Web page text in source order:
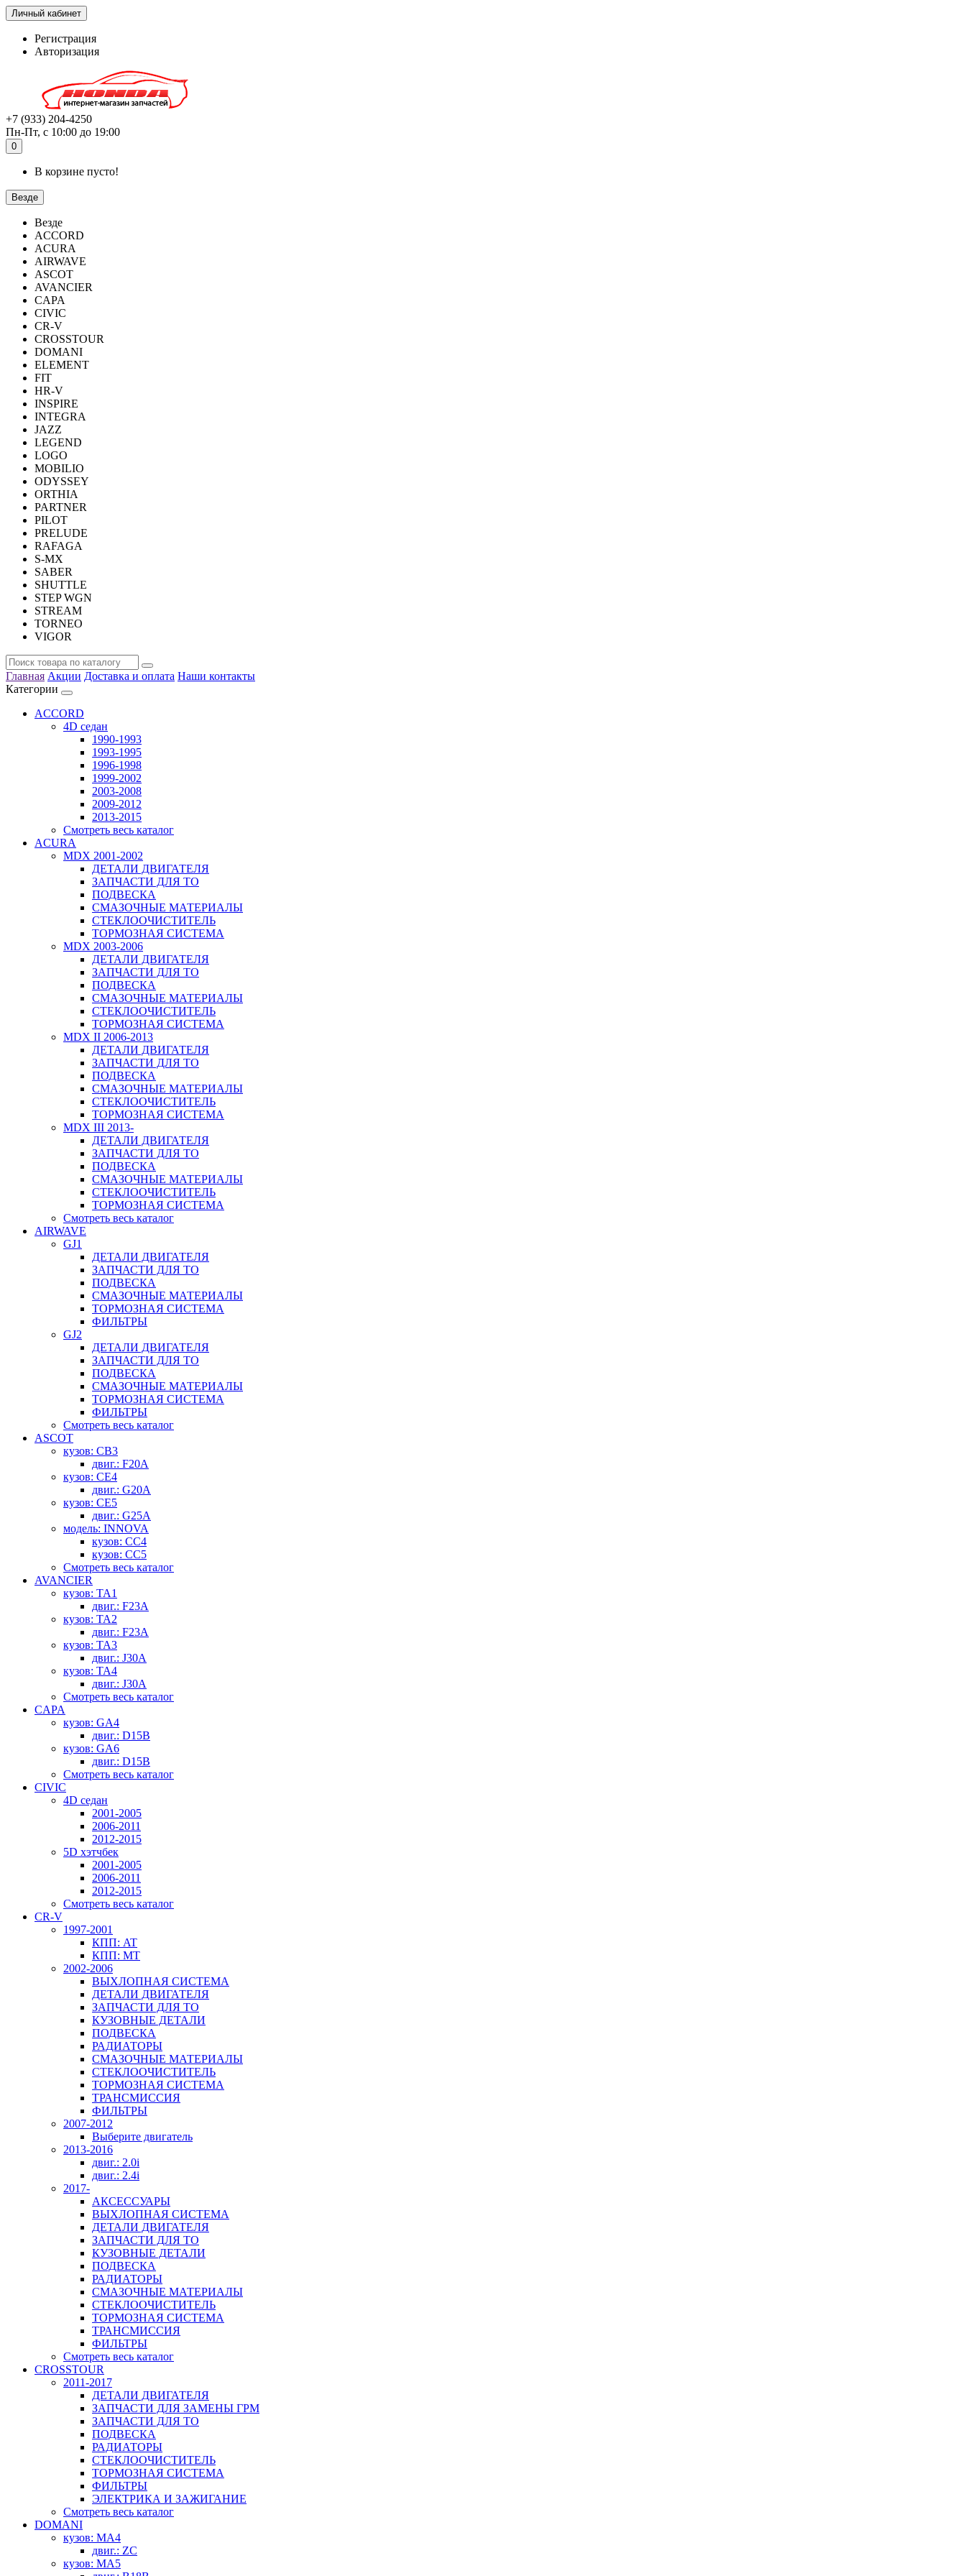
Личный кабинет
Регистрация
Авторизация
+7 (933) 204-4250
Пн-Пт, с 10:00 до 19:00
0
В корзине пусто!
Везде
Везде
ACCORD
ACURA
AIRWAVE
ASCOT
AVANCIER
CAPA
CIVIC
CR-V
CROSSTOUR
DOMANI
ELEMENT
FIT
HR-V
INSPIRE
INTEGRA
JAZZ
LEGEND
LOGO
MOBILIO
ODYSSEY
ORTHIA
PARTNER
PILOT
PRELUDE
RAFAGA
S-MX
SABER
SHUTTLE
STEP WGN
STREAM
TORNEO
VIGOR
Главная Акции Доставка и оплата Наши контакты
Категории
ACCORD
4D седан
1990-1993
1993-1995
1996-1998
1999-2002
2003-2008
2009-2012
2013-2015
Смотреть весь каталог
ACURA
MDX 2001-2002
ДЕТАЛИ ДВИГАТЕЛЯ
ЗАПЧАСТИ ДЛЯ ТО
ПОДВЕСКА
СМАЗОЧНЫЕ МАТЕРИАЛЫ
СТЕКЛООЧИСТИТЕЛЬ
ТОРМОЗНАЯ СИСТЕМА
MDX 2003-2006
ДЕТАЛИ ДВИГАТЕЛЯ
ЗАПЧАСТИ ДЛЯ ТО
ПОДВЕСКА
СМАЗОЧНЫЕ МАТЕРИАЛЫ
СТЕКЛООЧИСТИТЕЛЬ
ТОРМОЗНАЯ СИСТЕМА
MDX II 2006-2013
ДЕТАЛИ ДВИГАТЕЛЯ
ЗАПЧАСТИ ДЛЯ ТО
ПОДВЕСКА
СМАЗОЧНЫЕ МАТЕРИАЛЫ
СТЕКЛООЧИСТИТЕЛЬ
ТОРМОЗНАЯ СИСТЕМА
MDX III 2013-
ДЕТАЛИ ДВИГАТЕЛЯ
ЗАПЧАСТИ ДЛЯ ТО
ПОДВЕСКА
СМАЗОЧНЫЕ МАТЕРИАЛЫ
СТЕКЛООЧИСТИТЕЛЬ
ТОРМОЗНАЯ СИСТЕМА
Смотреть весь каталог
AIRWAVE
GJ1
ДЕТАЛИ ДВИГАТЕЛЯ
ЗАПЧАСТИ ДЛЯ ТО
ПОДВЕСКА
СМАЗОЧНЫЕ МАТЕРИАЛЫ
ТОРМОЗНАЯ СИСТЕМА
ФИЛЬТРЫ
GJ2
ДЕТАЛИ ДВИГАТЕЛЯ
ЗАПЧАСТИ ДЛЯ ТО
ПОДВЕСКА
СМАЗОЧНЫЕ МАТЕРИАЛЫ
ТОРМОЗНАЯ СИСТЕМА
ФИЛЬТРЫ
Смотреть весь каталог
ASCOT
кузов: CB3
двиг.: F20A
кузов: CE4
двиг.: G20A
кузов: CE5
двиг.: G25A
модель: INNOVA
кузов: CC4
кузов: CC5
Смотреть весь каталог
AVANCIER
кузов: TA1
двиг.: F23A
кузов: TA2
двиг.: F23A
кузов: TA3
двиг.: J30A
кузов: TA4
двиг.: J30A
Смотреть весь каталог
CAPA
кузов: GA4
двиг.: D15B
кузов: GA6
двиг.: D15B
Смотреть весь каталог
CIVIC
4D седан
2001-2005
2006-2011
2012-2015
5D хэтчбек
2001-2005
2006-2011
2012-2015
Смотреть весь каталог
CR-V
1997-2001
КПП: AT
КПП: MT
2002-2006
ВЫХЛОПНАЯ СИСТЕМА
ДЕТАЛИ ДВИГАТЕЛЯ
ЗАПЧАСТИ ДЛЯ ТО
КУЗОВНЫЕ ДЕТАЛИ
ПОДВЕСКА
РАДИАТОРЫ
СМАЗОЧНЫЕ МАТЕРИАЛЫ
СТЕКЛООЧИСТИТЕЛЬ
ТОРМОЗНАЯ СИСТЕМА
ТРАНСМИССИЯ
ФИЛЬТРЫ
2007-2012
Выберите двигатель
2013-2016
двиг.: 2.0i
двиг.: 2.4i
2017-
АКСЕССУАРЫ
ВЫХЛОПНАЯ СИСТЕМА
ДЕТАЛИ ДВИГАТЕЛЯ
ЗАПЧАСТИ ДЛЯ ТО
КУЗОВНЫЕ ДЕТАЛИ
ПОДВЕСКА
РАДИАТОРЫ
СМАЗОЧНЫЕ МАТЕРИАЛЫ
СТЕКЛООЧИСТИТЕЛЬ
ТОРМОЗНАЯ СИСТЕМА
ТРАНСМИССИЯ
ФИЛЬТРЫ
Смотреть весь каталог
CROSSTOUR
2011-2017
ДЕТАЛИ ДВИГАТЕЛЯ
ЗАПЧАСТИ ДЛЯ ЗАМЕНЫ ГРМ
ЗАПЧАСТИ ДЛЯ ТО
ПОДВЕСКА
РАДИАТОРЫ
СТЕКЛООЧИСТИТЕЛЬ
ТОРМОЗНАЯ СИСТЕМА
ФИЛЬТРЫ
ЭЛЕКТРИКА И ЗАЖИГАНИЕ
Смотреть весь каталог
DOMANI
кузов: MA4
двиг.: ZC
кузов: MA5